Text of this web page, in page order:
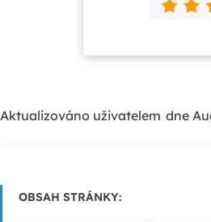
Aktualizováno uživatelem dne
OBSAH STRÁNKY: